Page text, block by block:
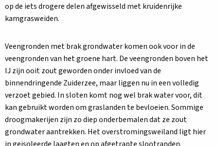
op de iets drogere delen afgewisseld met kruidenrijke
kamgrasweiden.
Veengronden met brak grondwater komen ook voor in de
veengronden van het groene hart. De veengronden boven het
IJ zijn ooit zout geworden onder invloed van de
binnendringende Zuiderzee, maar liggen nu in een volledig
verzoet gebied. In sloten komt nog wel brak water voor, dit
kan gebruikt worden om graslanden te bevloeien. Sommige
droogmakerijen zijn zo diep onderbemalen dat ze zout
grondwater aantrekken. Het overstromingsweiland ligt hier